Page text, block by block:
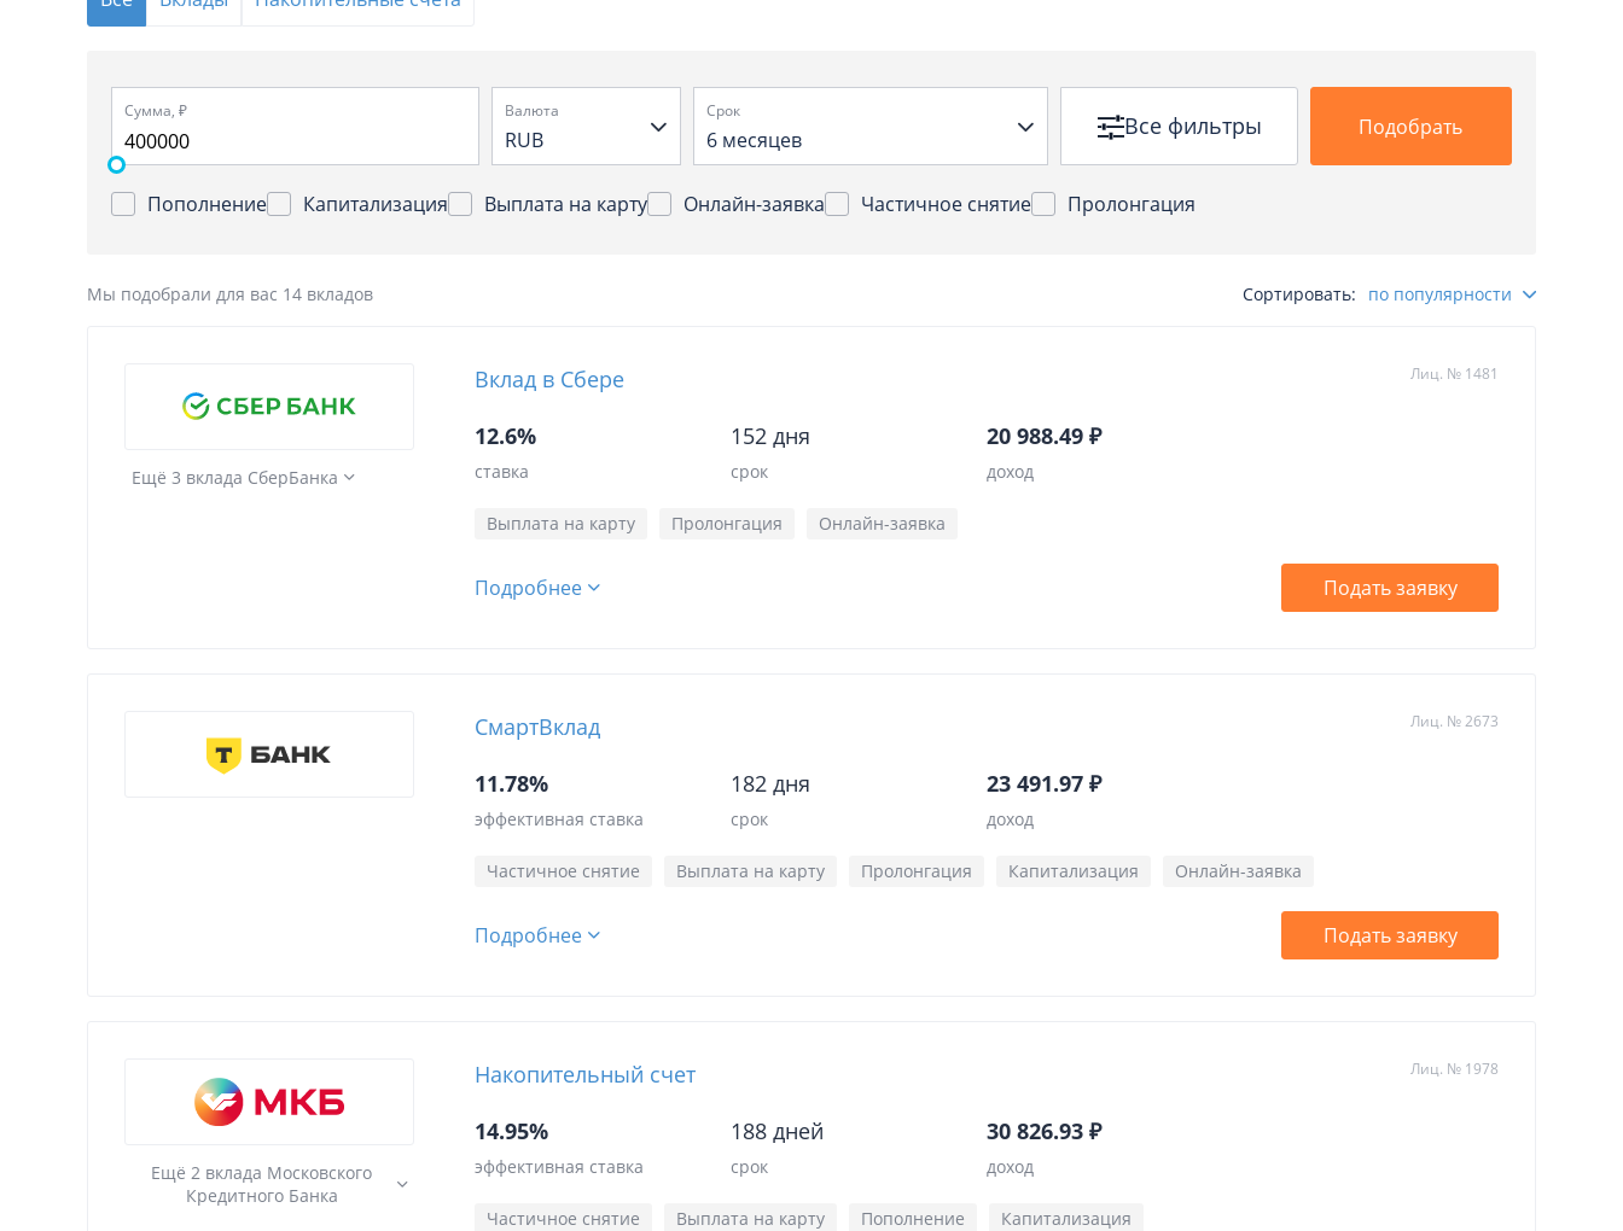
Пополнение Капитализация Выплата на карту Онлайн-заявка Частичное снятие Пролонгация
Сумма, ₽
RUB
Валюта
6 месяцев
Срок
Все фильтры Подобрать
Мы подобрали для вас 14 вкладов Сортировать: по популярности
Ещё 3 вклада СберБанка
Вклад в Сбере Лиц. № 1481
12.6%
ставка
152 дня
срок
20 988.49 ₽
доход
Выплата на карту Пролонгация Онлайн-заявка
Подробнее Подать заявку
СмартВклад Лиц. № 2673
11.78%
эффективная ставка
182 дня
срок
23 491.97 ₽
доход
Частичное снятие Выплата на карту Пролонгация Капитализация Онлайн-заявка
Подробнее Подать заявку
Ещё 2 вклада Московского
Кредитного Банка
Накопительный счет Лиц. № 1978
14.95%
эффективная ставка
188 дней
срок
30 826.93 ₽
доход
Частичное снятие Выплата на карту Пополнение Капитализация